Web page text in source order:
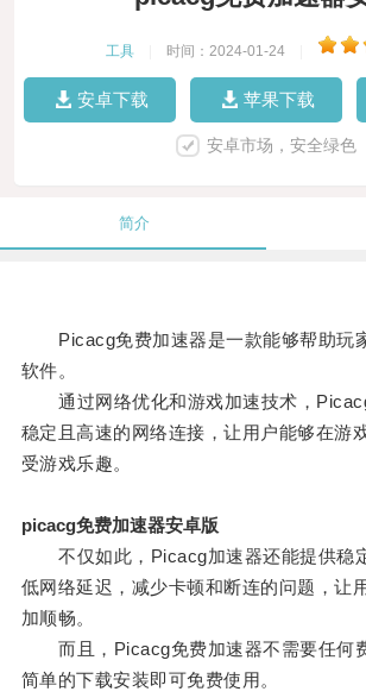
工具 时间：2024-01-24
安卓下载 苹果下载
安卓市场，安全绿色
简介
Picacg免费加速器是一款能够帮助玩
软件。
通过网络优化和游戏加速技术，
稳定且高速的网络连接，让用户能够在游
受游戏乐趣。
picacg免费加速器安卓版
不仅如此，Picacg加速器还能提供稳
低网络延迟，减少卡顿和断连的问题，让
加顺畅。
而且，Picacg免费加速器不需要任何
简单的下载安装即可免费使用。